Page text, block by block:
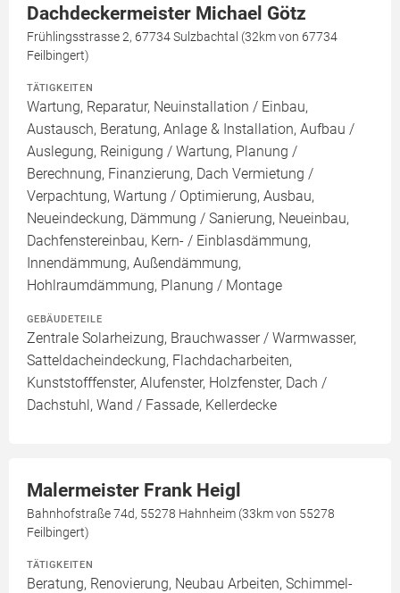
Dachdeckermeister Michael Götz
Frühlingsstrasse 2, 67734 Sulzbachtal (32km von 67734
Feilbingert)
TÄTIGKEITEN
Wartung, Reparatur, Neuinstallation / Einbau,
Austausch, Beratung, Anlage & Installation, Aufbau /
Auslegung, Reinigung / Wartung, Planung /
Berechnung, Finanzierung, Dach Vermietung /
Verpachtung, Wartung / Optimierung, Ausbau,
Neueindeckung, Dämmung / Sanierung, Neueinbau,
Dachfenstereinbau, Kern- / Einblasdämmung,
Innendämmung, Außendämmung,
Hohlraumdämmung, Planung / Montage
GEBÄUDETEILE
Zentrale Solarheizung, Brauchwasser / Warmwasser,
Satteldacheindeckung, Flachdacharbeiten,
Kunststofffenster, Alufenster, Holzfenster, Dach /
Dachstuhl, Wand / Fassade, Kellerdecke
Malermeister Frank Heigl
Bahnhofstraße 74d, 55278 Hahnheim (33km von 55278
Feilbingert)
TÄTIGKEITEN
Beratung, Renovierung, Neubau Arbeiten, Schimmel-